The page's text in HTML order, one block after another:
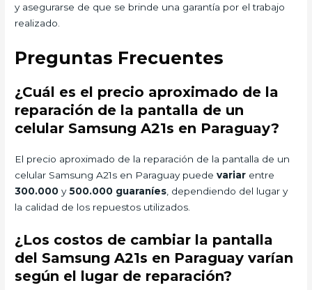
y asegurarse de que se brinde una garantía por el trabajo
realizado.
Preguntas Frecuentes
¿Cuál es el precio aproximado de la
reparación de la pantalla de un
celular Samsung A21s en Paraguay?
El precio aproximado de la reparación de la pantalla de un
celular Samsung A21s en Paraguay puedevariar entre
300.000 y500.000 guaraníes , dependiendo del lugar y
la calidad de los repuestos utilizados.
¿Los costos de cambiar la pantalla
del Samsung A21s en Paraguay varían
según el lugar de reparación?